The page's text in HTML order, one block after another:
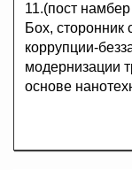
11.(пост
Бох, сторонник
коррупции-
модернизации
основе